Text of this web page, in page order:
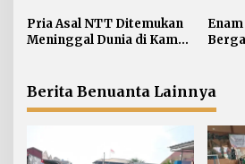
o
Merah Putih 81 Meter
Dibentangkan di Sebatik
Pria Asal NTT Ditemukan
Meninggal Dunia di Kamar
Berita Benuanta Lainnya